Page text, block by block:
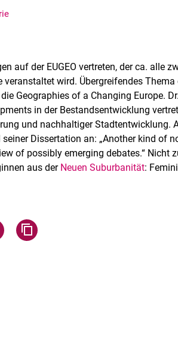
auf der EUGEO vertreten, der ca. alle
wird. Übergreifendes Thema
Geographies of a Changing Europe.
in der Bestandsentwicklung
und nachhaltiger Stadtentwicklung.
Dissertation an: „Another kind of
of possibly emerging debates.“ Nicht
aus der Neuen Suburbanität:
teilen
WhatsApp teilen (externer Link, öffnet
Seite über Facebook teilen (externer